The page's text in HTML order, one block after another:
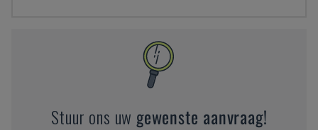
Stuur ons uw gewenste aanvraag!